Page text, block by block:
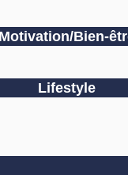
Motivation/Bien-
Lifestyle